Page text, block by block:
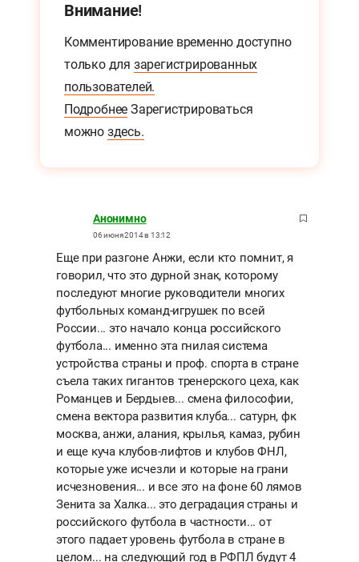
Внимание!
Комментирование временно доступно
только для зарегистрированных
пользователей.
Подробнее Зарегистрироваться
можно здесь.
Анонимно
06 июня 2014 в 13:12
Еще при разгоне Анжи, если кто помнит, я
говорил, что это дурной знак, которому
последуют многие руководители многих
футбольных команд-игрушек по всей
России... это начало конца российского
футбола... именно эта гнилая система
устройства страны и проф. спорта в стране
съела таких гигантов тренерского цеха, как
Романцев и Бердыев... смена философии,
смена вектора развития клуба... сатурн, фк
москва, анжи, алания, крылья, камаз, рубин
и еще куча клубов-лифтов и клубов ФНЛ,
которые уже исчезли и которые на грани
исчезновения... и все это на фоне 60 лямов
Зенита за Халка... это деградация страны и
российского футбола в частности... от
этого падает уровень футбола в стране в
целом... на следующий год в РФПЛ будут 4